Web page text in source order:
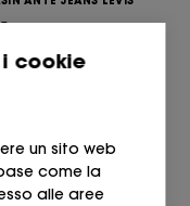
€
cookie
un sito web
come la
alle aree